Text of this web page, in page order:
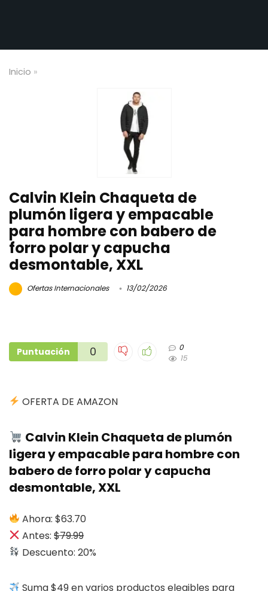
Inicio »
Calvin Klein Chaqueta de
plumón ligera y empacable
para hombre con babero de
forro polar y capucha
desmontable, XXL
Ofertas Internacionales 13/02/2026
Puntuación 0
0
15
OFERTA DE AMAZON
Calvin Klein Chaqueta de plumón
ligera y empacable para hombre con
babero de forro polar y capucha
desmontable, XXL
Ahora: $63.70
Antes:$79.99
Descuento: 20%
Suma $49 en varios productos elegibles para